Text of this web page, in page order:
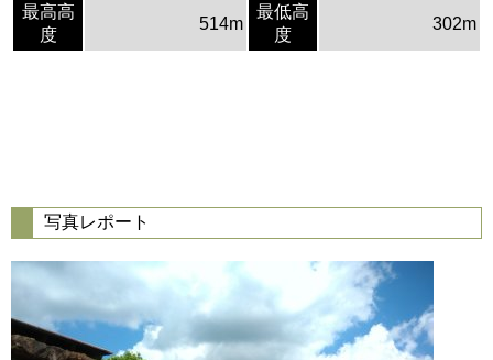
最高高
度
514m
最低高
度
302m
写真レポート